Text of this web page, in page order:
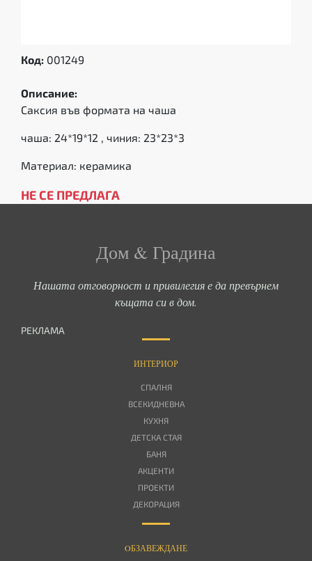
Код: 001249
Описание:
Саксия във формата на чаша
чаша: 24*19*12 , чиния: 23*23*3
Материал: керамика
НЕ СЕ ПРЕДЛАГА
Дом & Градина
Нашата отговорност и привилегия е да превърнем
къщата си в дом.
РЕКЛАМА
ИНТЕРИОР
СПАЛНЯ
ВСЕКИДНЕВНА
КУХНЯ
ДЕТСКА СТАЯ
БАНЯ
АКЦЕНТИ
ПРОЕКТИ
ДЕКОРАЦИЯ
OБЗАВЕЖДАНЕ